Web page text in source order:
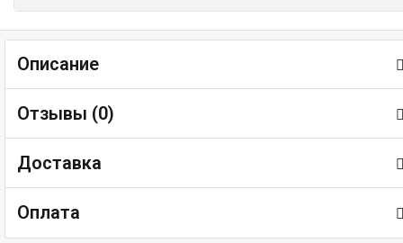
Описание
Отзывы (0)
Доставка
Оплата